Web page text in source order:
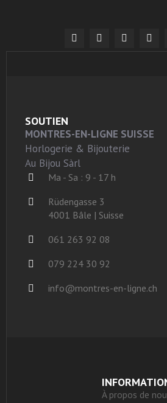
SOUTIEN
MONTRES-EN-LIGNE SUISSE
Horlogerie & Bijouterie
Au Bijou Sàrl
Ma - Sa : 9 - 17 h
Rüdengasse 3
4001 Bâle | Suisse
061 263 92 08
079 224 30 92
info@montres-en-ligne.ch
À propos de